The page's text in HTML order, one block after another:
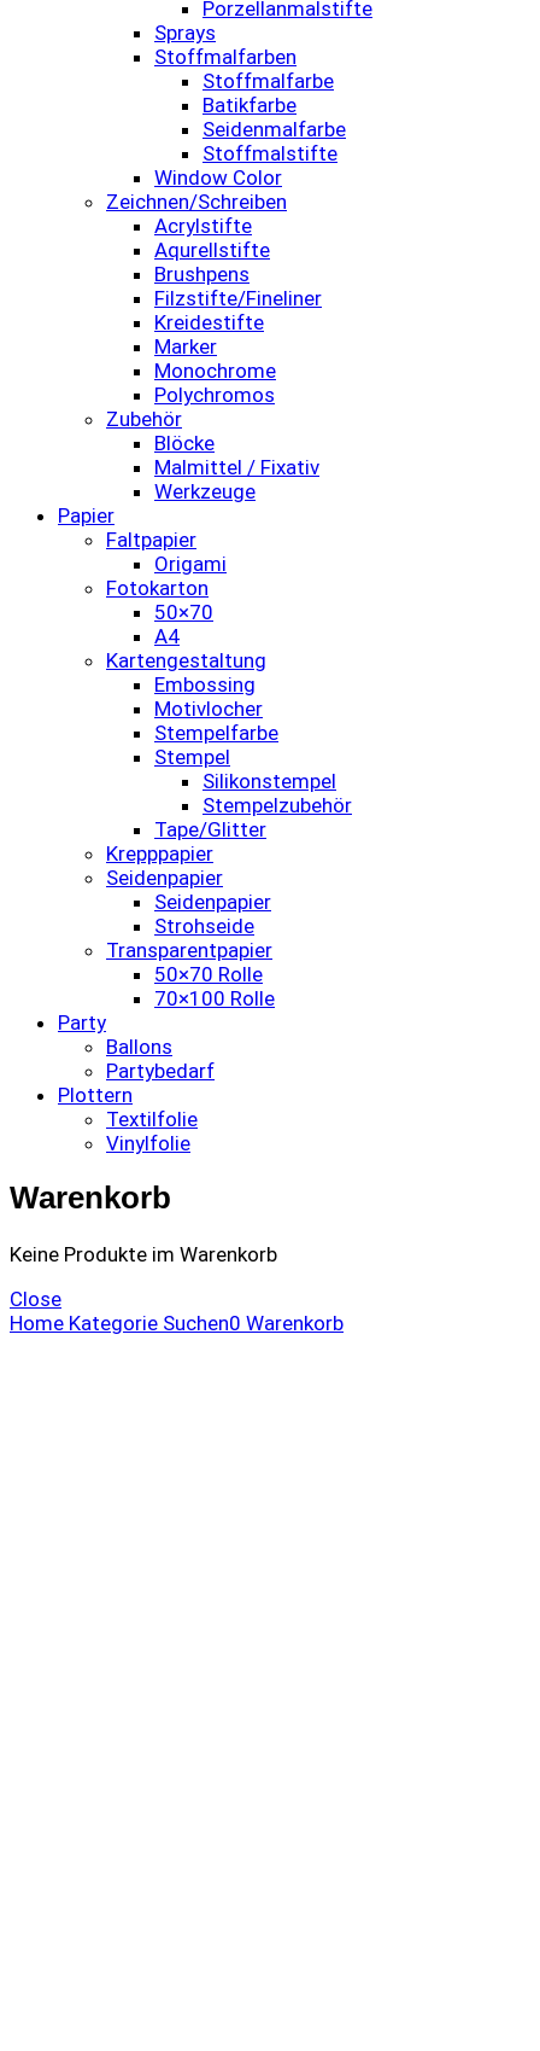
Porzellanmalstifte
Sprays
Stoffmalfarben
Stoffmalfarbe
Batikfarbe
Seidenmalfarbe
Stoffmalstifte
Window Color
Zeichnen/Schreiben
Acrylstifte
Aqurellstifte
Brushpens
Filzstifte/Fineliner
Kreidestifte
Marker
Monochrome
Polychromos
Zubehör
Blöcke
Malmittel / Fixativ
Werkzeuge
Papier
Faltpapier
Origami
Fotokarton
50×70
A4
Kartengestaltung
Embossing
Motivlocher
Stempelfarbe
Stempel
Silikonstempel
Stempelzubehör
Tape/Glitter
Krepppapier
Seidenpapier
Seidenpapier
Strohseide
Transparentpapier
50×70 Rolle
70×100 Rolle
Party
Ballons
Partybedarf
Plottern
Textilfolie
Vinylfolie
Warenkorb
Keine Produkte im Warenkorb
Close
Home Kategorie Suchen0 Warenkorb